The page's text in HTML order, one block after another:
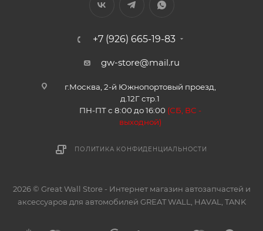
+7 (926) 665-19-83
gw-store@mail.ru
г.Москва, 2-й Южнопортовый проезд,
д.12Г стр.1
ПН-ПТ с 8:00 до 16:00 (СБ, ВС -
выходной)
ПОЛИТИКА КОНФИДЕНЦИАЛЬНОСТИ
2026 © Great Wall Store - Интернет магазин автозапчастей и
аксессуаров для автомобилей GREAT WALL, HAVAL, TANK